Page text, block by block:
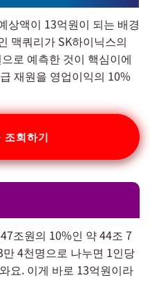
상액이 13억원이 되는 배경
맥쿼리가 SK하이닉스의
로 예측한 것이 핵심이에
재원을 영업이익의 10%
조회하기
조원의 10%인 약 44조 7
4천명으로 나누면 1인당
요. 이게 바로 13억원이라